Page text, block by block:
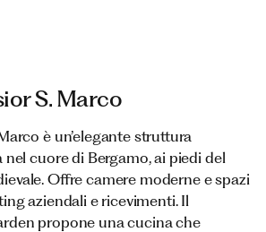
S. Marco
è un’elegante struttura
cuore di Bergamo, ai piedi del
Offre camere moderne e spazi
aziendali e ricevimenti. Il
propone una cucina che